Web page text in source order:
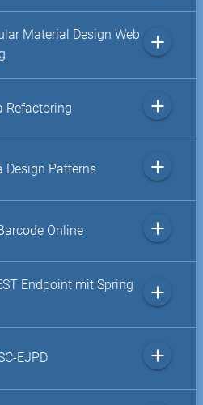
Material Design Web
add
Refactoring add
Design Patterns add
Online add
Endpoint mit Spring
add
EJPD add